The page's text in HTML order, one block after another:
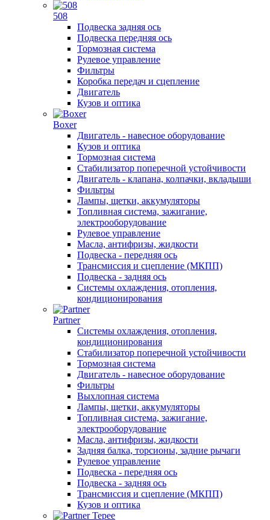
508
Подвеска задняя ось
Подвеска передняя ось
Тормозная система
Рулевое управление
Фильтры
Коробка передач и сцепление
Двигатель
Кузов и оптика
Boxer
Двигатель - навесное оборудование
Кузов и оптика
Тормозная система
Стабилизатор поперечной устойчивости
Двигатель - клапана, колпачки, вкладыши
Фильтры
Лампы, щетки, аккумуляторы
Топливная система, зажигание,
электрооборудование
Рулевое управление
Масла, антифризы, жидкости
Подвеска - передняя ось
Трансмиссия и сцепление (МКПП)
Подвеска - задняя ось
Системы охлаждения, отопления,
кондиционирования
Partner
Системы охлаждения, отопления,
кондиционирования
Стабилизатор поперечной устойчивости
Тормозная система
Двигатель - навесное оборудование
Фильтры
Выхлопная система
Лампы, щетки, аккумуляторы
Топливная система, зажигание,
электрооборудование
Масла, антифризы, жидкости
Задняя балка, торсионы, задние рычаги
Рулевое управление
Подвеска - передняя ось
Подвеска - задняя ось
Трансмиссия и сцепление (МКПП)
Кузов и оптика